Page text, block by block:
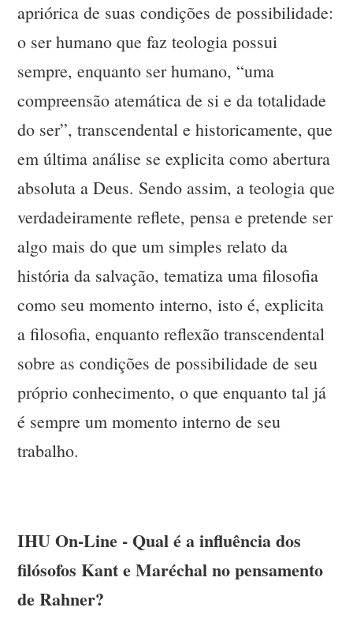
apriórica de suas condições de possibilidade:
o ser humano que faz teologia possui
sempre, enquanto ser humano, “uma
compreensão atemática de si e da totalidade
do ser”, transcendental e historicamente, que
em última análise se explicita como abertura
absoluta a Deus. Sendo assim, a teologia que
verdadeiramente reflete, pensa e pretende ser
algo mais do que um simples relato da
história da salvação, tematiza uma filosofia
como seu momento interno, isto é, explicita
a filosofia, enquanto reflexão transcendental
sobre as condições de possibilidade de seu
próprio conhecimento, o que enquanto tal já
é sempre um momento interno de seu
trabalho.
IHU On-Line - Qual é a influência dos
filósofos Kant e Maréchal no pensamento
de Rahner?